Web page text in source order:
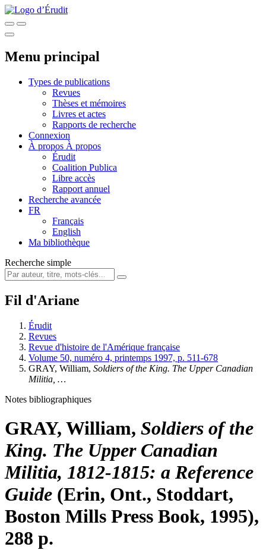
Menu principal
Types de publications
Revues
Thèses et mémoires
Livres et actes
Rapports de recherche
Connexion
À propos À propos
Érudit
Coalition Publica
Libre accès
Rapport annuel
Recherche avancée
FR
Français
English
Ma bibliothèque
Recherche simple
Fil d'Ariane
Érudit
Revues
Revue d'histoire de l'Amérique française
Volume 50, numéro 4, printemps 1997, p. 511-678
GRAY, William, Soldiers of the King. The Upper Canadian
Militia, …
Notes bibliographiques
GRAY, William, Soldiers of the
King. The Upper Canadian
Militia, 1812-1815: a Reference
Guide (Erin, Ont., Stoddart,
Boston Mills Press Book, 1995),
288 p.